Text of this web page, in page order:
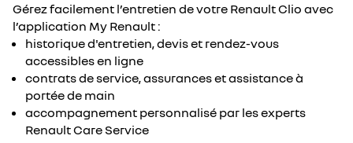
Gérez facilement l’entretien de votre Renault Clio avec
l’application My Renault :
historique d'entretien, devis et rendez-vous
accessibles en ligne
contrats de service, assurances et assistance à
portée de main
accompagnement personnalisé par les experts
Renault Care Service